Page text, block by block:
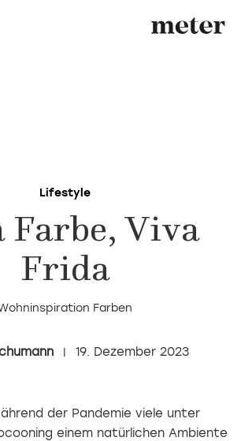
Lifestyle
Farbe, Viva
Frida
Farben
19. Dezember 2023
der Pandemie viele unter
einem natürlichen Ambiente